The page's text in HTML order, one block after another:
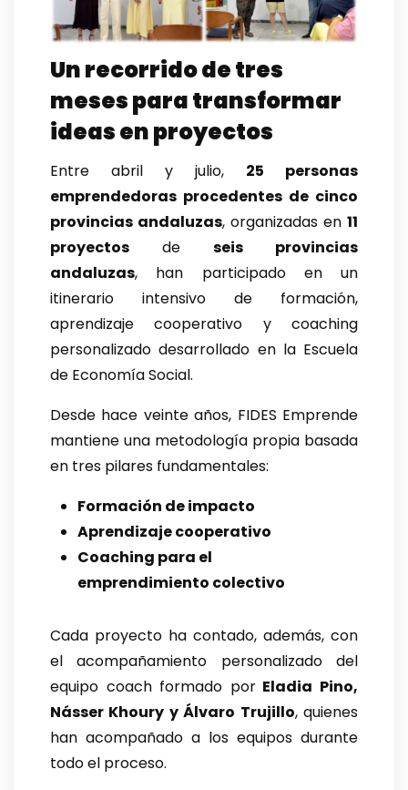
Un recorrido de tres
meses para transformar
ideas en proyectos
Entre abril y julio, 25 personas
emprendedoras procedentes de cinco
provincias andaluzas, organizadas en 11
proyectos de seis provincias
andaluzas, han participado en un
itinerario intensivo de formación,
aprendizaje cooperativo y coaching
personalizado desarrollado en la Escuela
de Economía Social.
Desde hace veinte años, FIDES Emprende
mantiene una metodología propia basada
en tres pilares fundamentales:
Formación de impacto
Aprendizaje cooperativo
Coaching para el
emprendimiento colectivo
Cada proyecto ha contado, además, con
el acompañamiento personalizado del
equipo coach formado porEladia Pino,
Násser Khoury y Álvaro Trujillo, quienes
han acompañado a los equipos durante
todo el proceso.